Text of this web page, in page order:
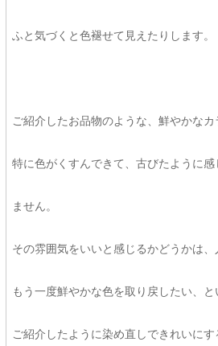
ふと気づくと色褪せて見えたりします。
ご紹介したお品物のような、鮮やかなカ
特に色がくすんできて、古びたように
ません。
その雰囲気をいいと感じるかどうかは、
もう一度鮮やかな色を取り戻したい、と
ご紹介したように染め直しできれいにす